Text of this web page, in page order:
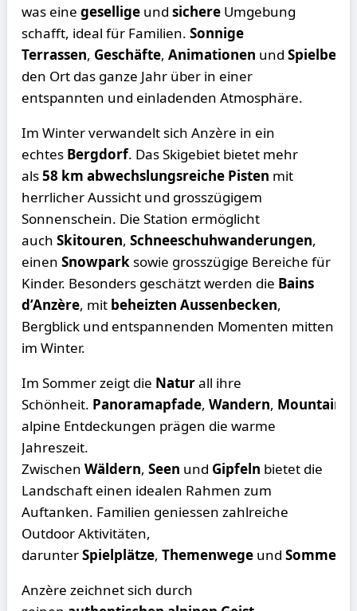
was einegesellige undsichere Umgebung
schafft, ideal für Familien.Sonnige
Terrassen, Geschäfte,Animationen und
den Ort das ganze Jahr über in einer
entspannten und einladenden Atmosphäre.
Im Winter verwandelt sich Anzère in ein
echtes Bergdorf. Das Skigebiet bietet mehr
als58 km abwechslungsreiche Pisten mit
herrlicher Aussicht und grosszügigem
Sonnenschein. Die Station ermöglicht
auchSkitouren,Schneeschuhwanderungen,
einenSnowparksowie grosszügige Bereiche für
Kinder. Besonders geschätzt werden die Bains
d’Anzère, mit beheizten Aussenbecken,
Bergblick und entspannenden Momenten mitten
im Winter.
Im Sommer zeigt die Naturall ihre
Schönheit. Panoramapfade,Wandern,
alpine Entdeckungen prägen die warme
Jahreszeit.
ZwischenWäldern,Seen und Gipfeln bietet die
Landschaft einen idealen Rahmen zum
Auftanken. Familien geniessen zahlreiche
Outdoor Aktivitäten,
darunterSpielplätze,Themenwege und
Anzère zeichnet sich durch